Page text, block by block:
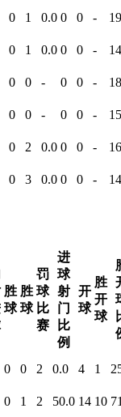
0 1 0.0 0 0 -
0 1 0.0 0 0 -
0 0 - 0 0 -
0 0 - 0 0 -
0 2 0.0 0 0 -
0 3 0.0 0 0 -
胜
球
胜
球
罚
球
比
赛
进
球
射
门
比
例
开
球
胜
开
球
0 0 2 0.0 4 1
0 1 2 50.0 14 10